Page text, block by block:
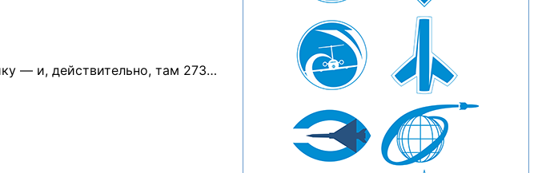
— и, действительно, там 273…